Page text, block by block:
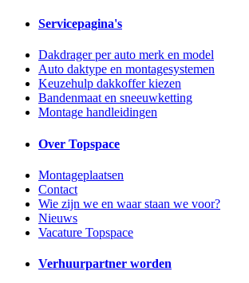
Servicepagina's
Dakdrager per auto merk en model
Auto daktype en montagesystemen
Keuzehulp dakkoffer kiezen
Bandenmaat en sneeuwketting
Montage handleidingen
Over Topspace
Montageplaatsen
Contact
Wie zijn we en waar staan we voor?
Nieuws
Vacature Topspace
Verhuurpartner worden